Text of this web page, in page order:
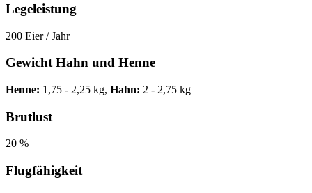
Legeleistung
200 Eier / Jahr
Gewicht Hahn und Henne
Henne: 1,75 - 2,25 kg, Hahn: 2 - 2,75 kg
Brutlust
20 %
Flugfähigkeit